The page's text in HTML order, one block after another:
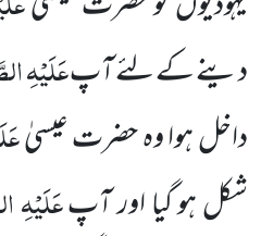
دینے کے لئے آپعَلَیْہِ
داخل ہوا وہ حضرت عیسیٰ
شکل ہو گیا اور آپعَلَیْہِ